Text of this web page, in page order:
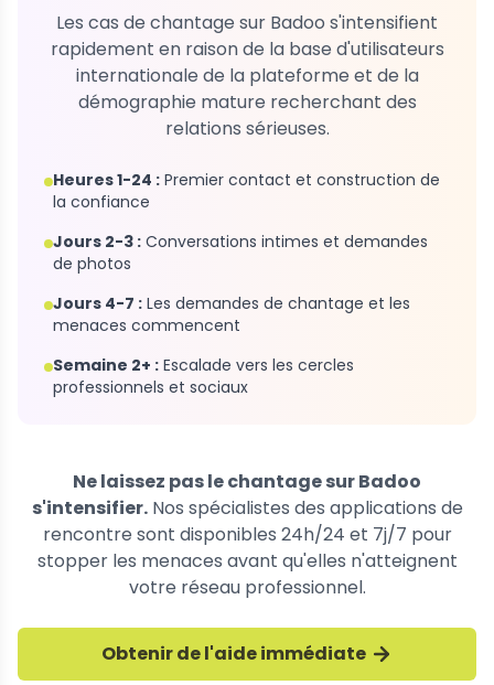
Les cas de chantage sur Badoo s'intensifient
rapidement en raison de la base d'utilisateurs
internationale de la plateforme et de la
démographie mature recherchant des
relations sérieuses.
Heures 1-24 : Premier contact et construction de
la confiance
Jours 2-3 : Conversations intimes et demandes
de photos
Jours 4-7 : Les demandes de chantage et les
menaces commencent
Semaine 2+ : Escalade vers les cercles
professionnels et sociaux
Ne laissez pas le chantage sur Badoo
s'intensifier.Nos spécialistes des applications de
rencontre sont disponibles 24h/24 et 7j/7 pour
stopper les menaces avant qu'elles n'atteignent
votre réseau professionnel.
Obtenir de l'aide immédiate